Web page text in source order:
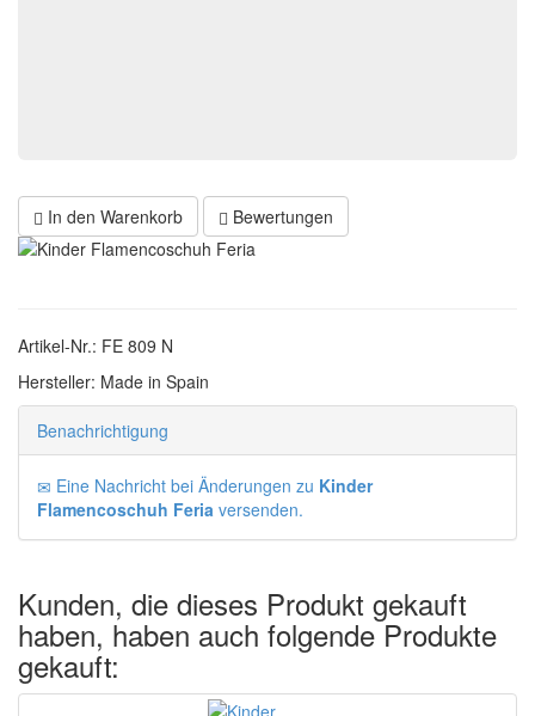
In den Warenkorb Bewertungen
Artikel-Nr.: FE 809 N
Hersteller: Made in Spain
Benachrichtigung
Eine Nachricht bei Änderungen zu Kinder
Flamencoschuh Feria versenden.
Kunden, die dieses Produkt gekauft
haben, haben auch folgende Produkte
gekauft: